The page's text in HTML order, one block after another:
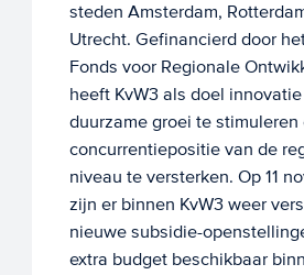
steden Amsterdam,
Utrecht. Gefinancierd door
Fonds voor Regionale
heeft KvW3 als doel
duurzame groei te stimuleren
concurrentiepositie van de
niveau te versterken. Op 11
zijn er binnen KvW3 weer
nieuwe subsidie-
extra budget beschikbaar